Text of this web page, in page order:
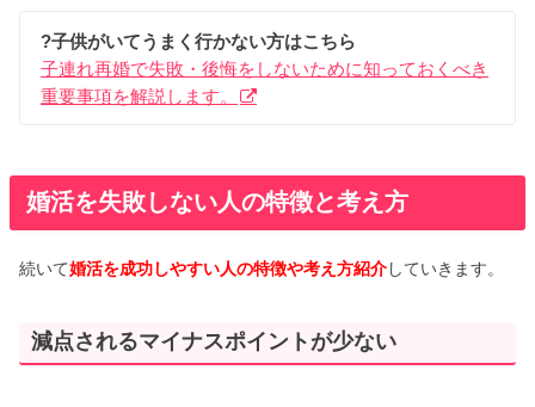
?子供がいてうまく行かない方はこちら
子連れ再婚で失敗・後悔をしないために知っておくべき
重要事項を解説します。
婚活を失敗しない人の特徴と考え方
続いて婚活を成功しやすい人の特徴や考え方紹介していきます。
減点されるマイナスポイントが少ない